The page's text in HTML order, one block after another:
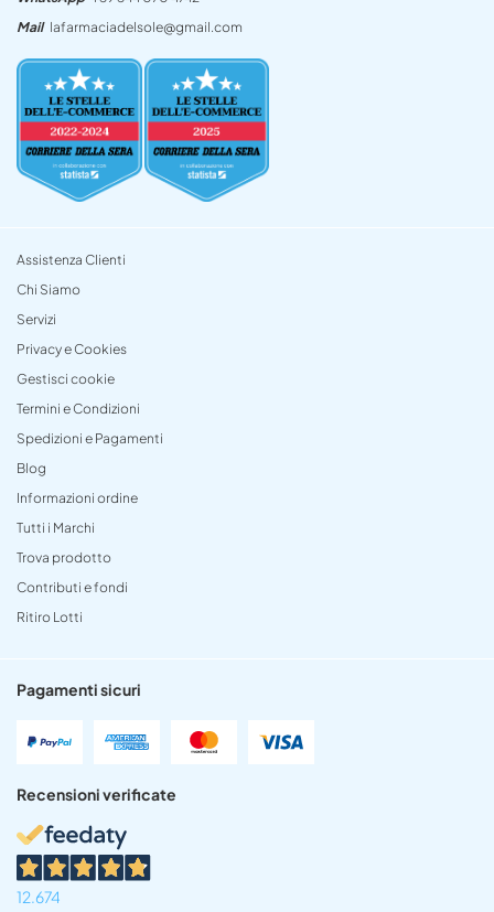
Mail lafarmaciadelsole@gmail.com
Assistenza Clienti
Chi Siamo
Servizi
Privacy e Cookies
Gestisci cookie
Termini e Condizioni
Spedizioni e Pagamenti
Blog
Informazioni ordine
Tutti i Marchi
Trova prodotto
Contributi e fondi
Ritiro Lotti
Pagamenti sicuri
Recensioni verificate
12.674